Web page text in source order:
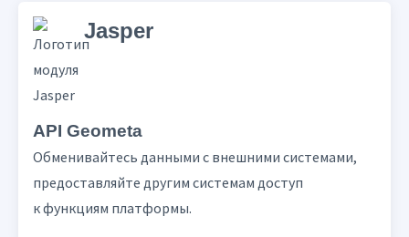
Jasper
API Geometa
Обменивайтесь данными с внешними системами,
предоставляйте другим системам доступ
к функциям платформы.